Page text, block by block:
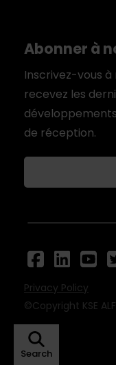
Search
Abonner à
Inscrivez-vous
recevez les
de réception.
©Copyright KSE
Privacy Policy